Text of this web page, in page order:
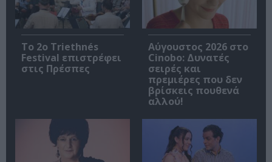
Το 2ο Triethnés
Festival επιστρέφει
στις Πρέσπες
Αύγουστος 2026 στο
Cinobo: Δυνατές
σειρές και
πρεμιέρες που δεν
βρίσκεις πουθενά
αλλού!